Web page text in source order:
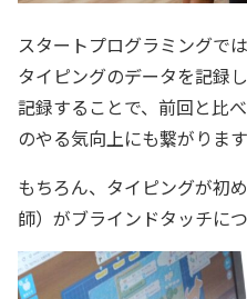
スタートプログラミングで
タイピングのデータを記録し
記録することで、前回と比
のやる気向上にも繋がります
もちろん、タイピングが初
師）がブラインドタッチに